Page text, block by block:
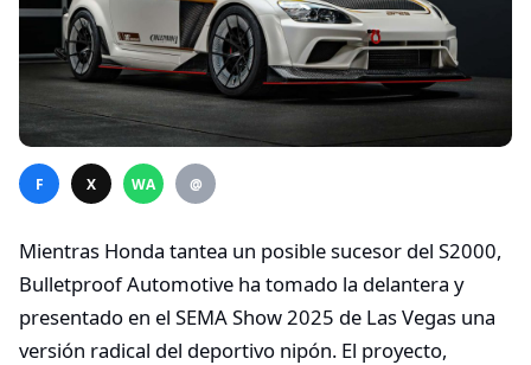
F X WA @
Mientras Honda tantea un posible sucesor del S2000,
Bulletproof Automotive ha tomado la delantera y
presentado en el SEMA Show 2025 de Las Vegas una
versión radical del deportivo nipón. El proyecto,